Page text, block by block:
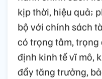
kịp thời, hiệu quả;
bộ với chính sách
có trọng tâm,
định kinh tế vĩ mô,
đẩy tăng trưởng,